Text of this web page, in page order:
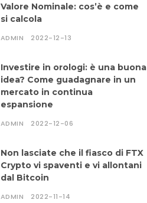
Valore Nominale: cos’è e come
si calcola
ADMIN 2022-12-13
Investire in orologi: è una buona
idea? Come guadagnare in un
mercato in continua
espansione
ADMIN 2022-12-06
Non lasciate che il fiasco di FTX
Crypto vi spaventi e vi allontani
dal Bitcoin
ADMIN 2022-11-14